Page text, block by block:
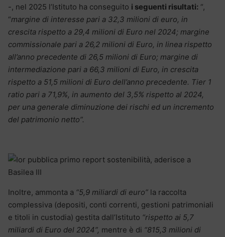
-, nel 2025 l’Istituto ha conseguito i seguenti risultati: “,
“margine di interesse pari a 32,3 milioni di euro, in
crescita rispetto a 29,4 milioni di Euro nel 2024; margine
commissionale pari a 26,2 milioni di Euro, in linea rispetto
all’anno precedente di 26,5 milioni di Euro; margine di
intermediazione pari a 66,3 milioni di Euro, in crescita
rispetto a 51,5 milioni di Euro dell’anno precedente. Tier 1
ratio pari a 71,9%, in aumento del 3,5% rispetto al 2024,
per una generale diminuzione dei rischi ed un incremento
del patrimonio netto”.
Inoltre, ammonta a “5,9 miliardi di euro” la raccolta
complessiva (depositi, conti correnti, gestioni patrimoniali
e titoli in custodia) gestita dall’Istituto “rispetto ai 5,7
miliardi di Euro del 2024”, mentre è di “815,3 milioni di